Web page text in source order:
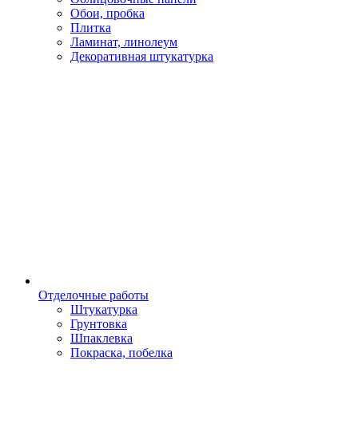
Обои, пробка
Плитка
Ламинат, линолеум
Декоративная штукатурка
Отделочные работы
Штукатурка
Грунтовка
Шпаклевка
Покраска, побелка